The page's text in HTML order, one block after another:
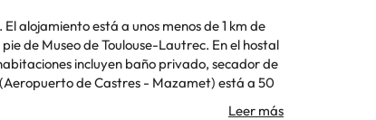
alojamiento está a unos menos de 1 km de
de Toulouse-Lautrec. En el hostal
incluyen baño privado, secador de